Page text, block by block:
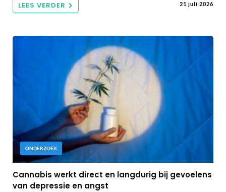
LEES VERDER 21 juli 2026
ONDERZOEK
Cannabis werkt direct en langdurig bij gevoelens
van depressie en angst